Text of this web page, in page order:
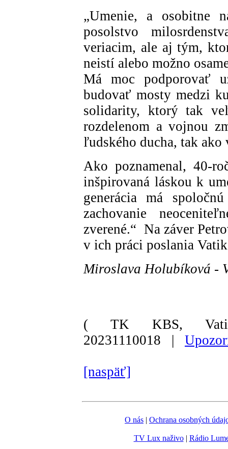
„Umenie, a osobitne
posolstvo
veriacim, ale aj tým,
neistí alebo možno
Má moc podporovať
budovať mosty medzi
solidarity, ktorý tak
rozdelenom a vojnou
ľudského ducha, tak ako
Ako poznamenal, 40-
inšpirovaná láskou k
generácia má
zachovanie
zverené.“ Na záver
v ich práci poslania
Miroslava Holubíková -
( TK KBS,
20231110018 |
[naspäť]
O nás | Ochrana osobných
TV Lux naživo| Rádio